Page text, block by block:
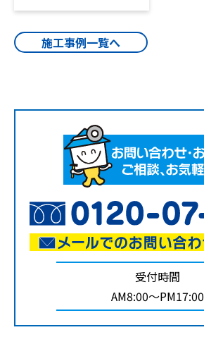
施工事例一覧へ
受付時間
AM8:00～PM17:00